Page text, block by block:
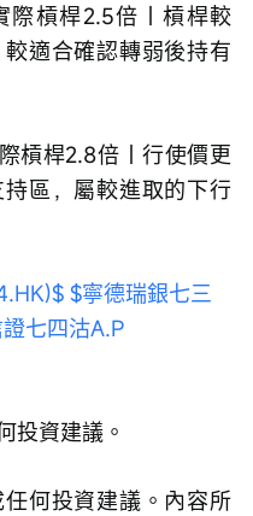
際槓桿2.5倍｜槓桿較
適合確認轉弱後持有
槓桿2.8倍｜行使價更
區，屬較進取的下行
$寧德瑞銀七三
七四沽A.P
投資建議。
何投資建議。內容所